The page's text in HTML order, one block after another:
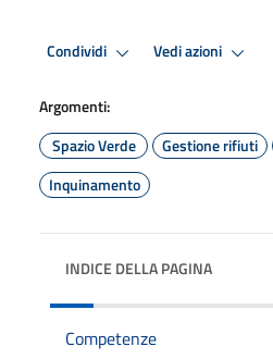
Condividi Vedi azioni
Argomenti:
Spazio Verde
Gestione rifiuti
Inquinamento
INDICE DELLA PAGINA
Competenze